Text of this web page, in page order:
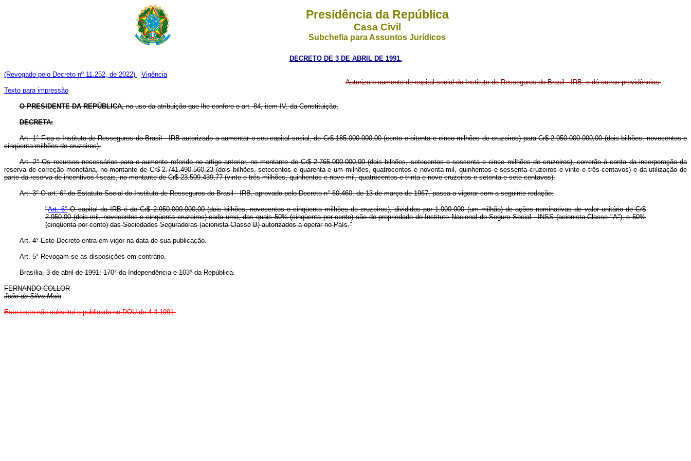
Presidência da República
Casa Civil
Subchefia para Assuntos Jurídicos
DECRETO DE 3 DE ABRIL DE 1991.
(Revogado pelo Decreto nº 11.252, de 2022) Vigência
Texto para impressão
Autoriza o aumento de capital social do Instituto de Resseguros do Brasil - IRB, e dá outras providências.
O PRESIDENTE DA REPÚBLICA,no uso da atribuição que lhe confere o art. 84, item IV, da Constituição,
DECRETA:
Art. 1° Fica o Instituto de Resseguros do Brasil - IRB autorizado a aumentar o seu capital social, de Cr$ 185.000.000,00 (cento e oitenta e cinco milhões de cruzeiros) para Cr$ 2.950.000.000,00 (dois bilhões, novecentos e
cinqüenta milhões de cruzeiros).
Art. 2° Os recursos necessários para o aumento referido no artigo anterior, no montante de Cr$ 2.765.000.000,00 (dois bilhões, setecentos e sessenta e cinco milhões de cruzeiros), correrão à conta da incorporação da
reserva de correção monetária, no montante de Cr$ 2.741.490.560,23 (dois bilhões, setecentos e quarenta e um milhões, quatrocentos e noventa mil, quinhentos e sessenta cruzeiros e vinte e três centavos) e da utilização de
parte da reserva de incentivos fiscais, no montante de Cr$ 23.509.439,77 (vinte e três milhões, quinhentos e nove mil, quatrocentos e trinta e nove cruzeiros e setenta e sete centavos).
Art. 3° O art. 6° do Estatuto Social do Instituto de Resseguros do Brasil - IRB, aprovado pelo Decreto n° 60.460, de 13 de março de 1967, passa a vigorar com a seguinte redação:
"Art. 6°O capital do IRB é de Cr$ 2.950.000.000,00 (dois bilhões, novecentos e cinqüenta milhões de cruzeiros), divididos por 1.000.000 (um milhão) de ações nominativas de valor unitário de Cr$
2.950,00 (dois mil, novecentos e cinqüenta cruzeiros) cada uma, das quais 50% (cinqüenta por cento) são de propriedade do Instituto Nacional do Seguro Social - INSS (acionista Classe "A"); e 50%
(cinqüenta por cento) das Sociedades Seguradoras (acionista Classe B) autorizados a operar no País."
Art. 4° Este Decreto entra em vigor na data de sua publicação.
Art. 5° Revogam-se as disposições em contrário.
Brasília, 3 de abril de 1991; 170° da Independência e 103° da República.
FERNANDO COLLOR
João da Silva Maia
Este texto não substitui o publicado no DOU de 4.4.1991.